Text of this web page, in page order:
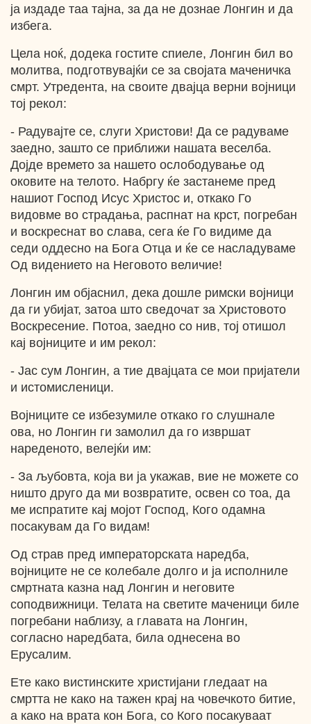
ја издаде таа тајна, за да не дознае Лонгин и да
избега.
Цела ноќ, додека гостите спиеле, Лонгин бил во
молитва, подготвувајќи се за својата маченичка
смрт. Утредента, на своите двајца верни војници
тој рекол:
- Радувајте се, слуги Христови! Да се радуваме
заедно, зашто се приближи нашата веселба.
Дојде времето за нашето ослободување од
оковите на телото. Набргу ќе застанеме пред
нашиот Господ Исус Христос и, откако Го
видовме во страдања, распнат на крст, погребан
и воскреснат во слава, сега ќе Го видиме да
седи оддесно на Бога Отца и ќе се насладуваме
Од видението на Неговото величие!
Лонгин им објаснил, дека дошле римски војници
да ги убијат, затоа што сведочат за Христовото
Воскресение. Потоа, заедно со нив, тој отишол
кај војниците и им рекол:
- Јас сум Лонгин, а тие двајцата се мои пријатели
и истомисленици.
Војниците се избезумиле откако го слушнале
ова, но Лонгин ги замолил да го извршат
нареденото, велејќи им:
- За љубовта, која ви ја укажав, вие не можете со
ништо друго да ми возвратите, освен со тоа, да
ме испратите кај мојот Господ, Кого одамна
посакувам да Го видам!
Од страв пред императорската наредба,
војниците не се колебале долго и ја исполниле
смртната казна над Лонгин и неговите
соподвижници. Телата на светите маченици биле
погребани наблизу, а главата на Лонгин,
согласно наредбата, била однесена во
Ерусалим.
Ете како вистинските христијани гледаат на
смртта не како на тажен крај на човечкото битие,
а како на врата кон Бога, со Кого посакуваат